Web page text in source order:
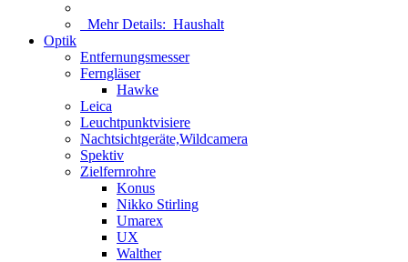
Mehr Details: Haushalt
Optik
Entfernungsmesser
Ferngläser
Hawke
Leica
Leuchtpunktvisiere
Nachtsichtgeräte,Wildcamera
Spektiv
Zielfernrohre
Konus
Nikko Stirling
Umarex
UX
Walther